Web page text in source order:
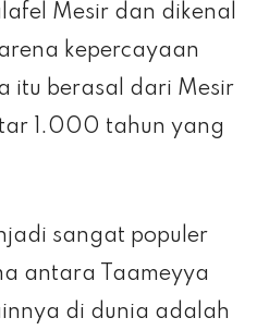
Mesir dan dikenal
kepercayaan
itu berasal dari Mesir
1.000 tahun yang
sangat populer
antara Taameyya
di dunia adalah